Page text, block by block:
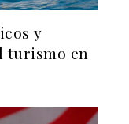
y
turismo en